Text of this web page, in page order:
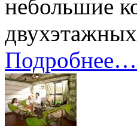
небольшие
Подробнее…